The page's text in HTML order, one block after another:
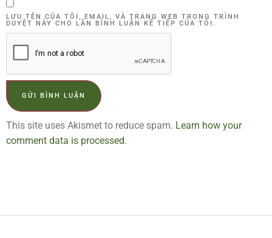
LƯU TÊN CỦA TÔI, EMAIL, VÀ TRANG WEB TRONG TRÌNH
DUYỆT NÀY CHO LẦN BÌNH LUẬN KẾ TIẾP CỦA TÔI.
This site uses Akismet to reduce spam. Learn how your
comment data is processed.